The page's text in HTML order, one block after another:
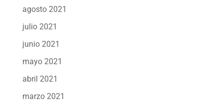
agosto 2021
julio 2021
junio 2021
mayo 2021
abril 2021
marzo 2021